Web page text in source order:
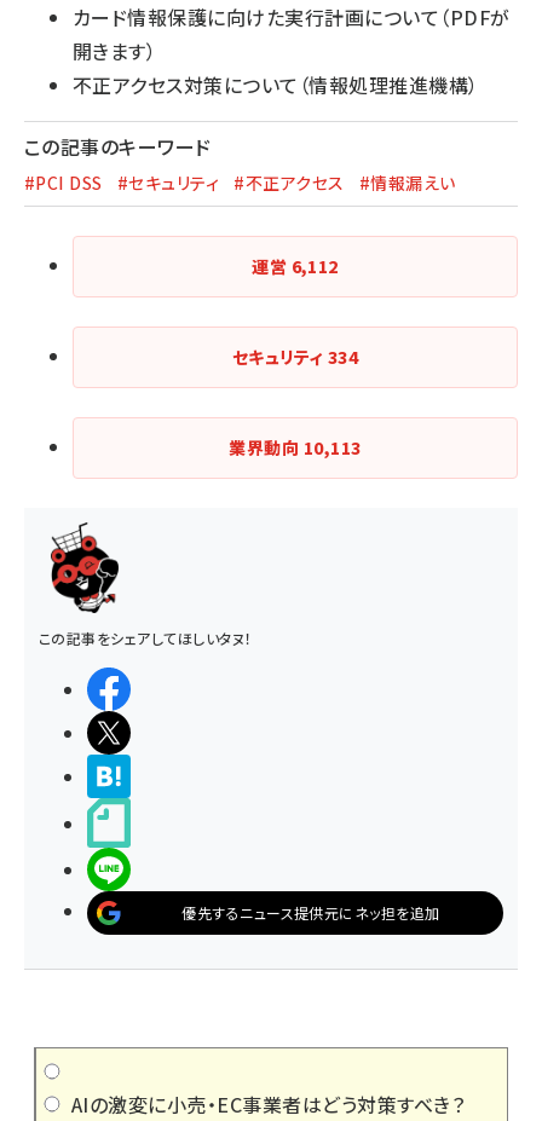
カード情報保護に向けた実行計画について （PDFが
開きます）
不正アクセス対策について（情報処理推進機構）
この記事のキーワード
#PCI DSS #セキュリティ #不正アクセス #情報漏えい
運営 6,112
セキュリティ 334
業界動向 10,113
この記事をシェアしてほしいタヌ！
優先するニュース提供元にネッ担を追加
AIの激変に小売・EC事業者はどう対策すべき？